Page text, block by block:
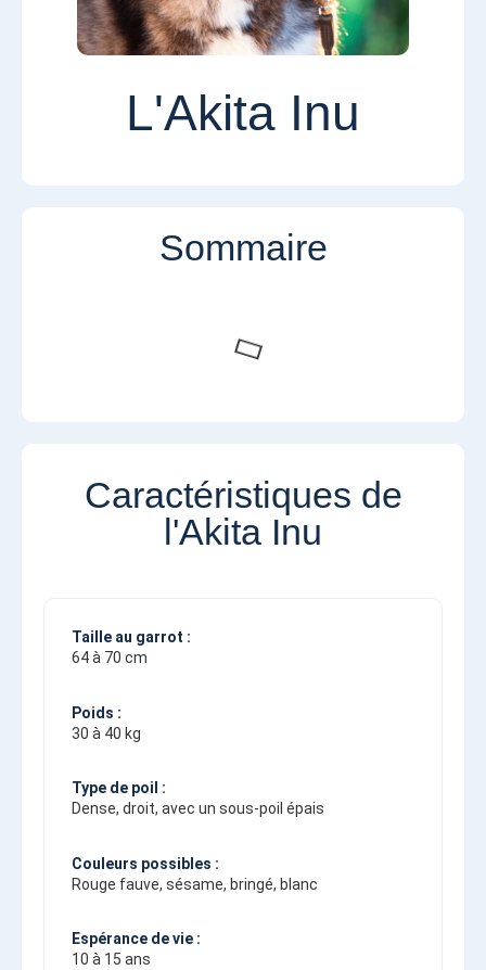
L'Akita Inu
Sommaire
Caractéristiques de
l'Akita Inu
Taille au garrot :
64 à 70 cm
Poids :
30 à 40 kg
Type de poil :
Dense, droit, avec un sous-poil épais
Couleurs possibles :
Rouge fauve, sésame, bringé, blanc
Espérance de vie :
10 à 15 ans